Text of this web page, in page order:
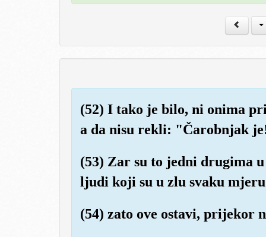
(52) I tako je bilo, ni onima
a da nisu rekli: "Čarobnjak
(53) Zar su to jedni drugima
ljudi koji su u zlu svaku
(54) zato ove ostavi, prijekor